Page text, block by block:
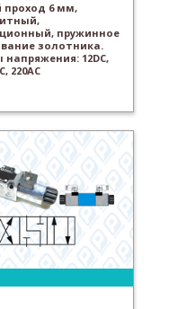
проход 6 мм,
пружинное
золотника.
12DC,
220AC